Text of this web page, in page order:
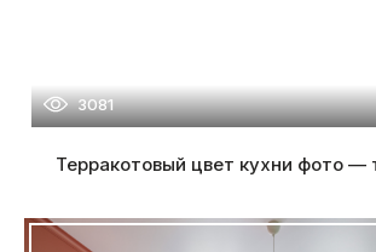
3081
Терракотовый цвет кухни фото —